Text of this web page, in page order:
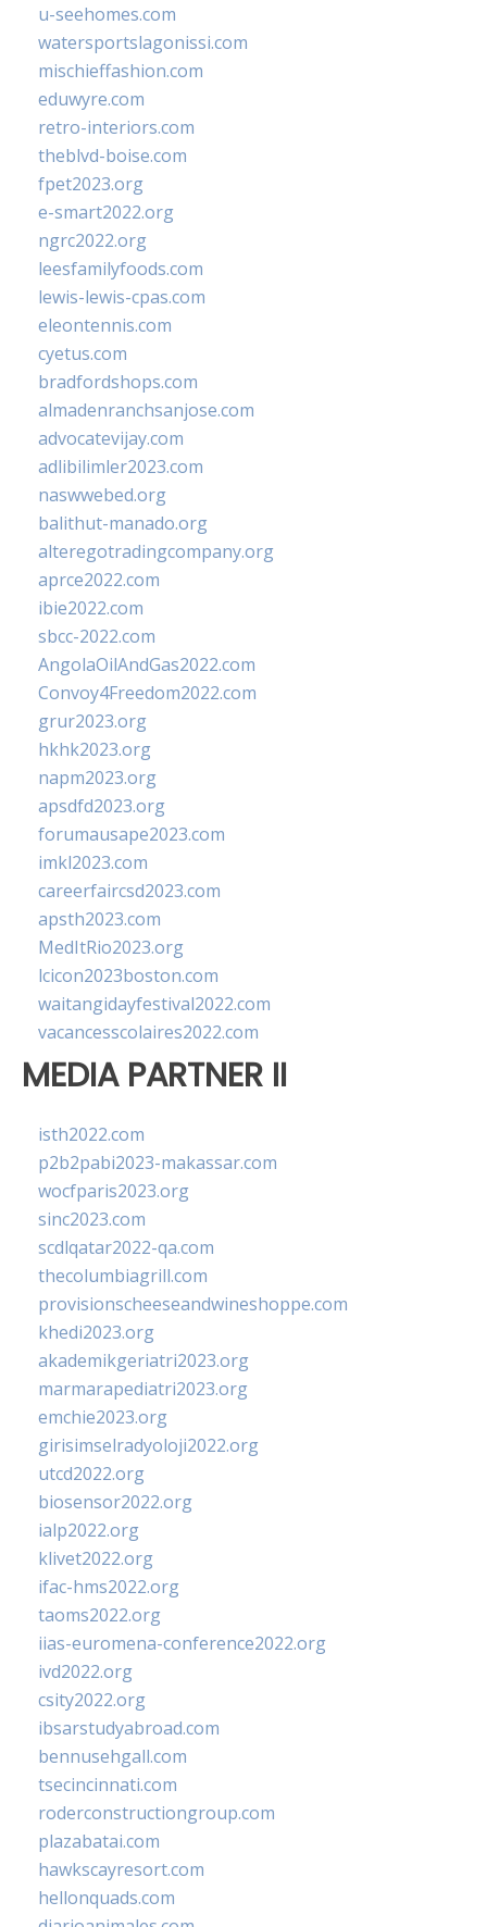
u-seehomes.com
watersportslagonissi.com
mischieffashion.com
eduwyre.com
retro-interiors.com
theblvd-boise.com
fpet2023.org
e-smart2022.org
ngrc2022.org
leesfamilyfoods.com
lewis-lewis-cpas.com
eleontennis.com
cyetus.com
bradfordshops.com
almadenranchsanjose.com
advocatevijay.com
adlibilimler2023.com
naswwebed.org
balithut-manado.org
alteregotradingcompany.org
aprce2022.com
ibie2022.com
sbcc-2022.com
AngolaOilAndGas2022.com
Convoy4Freedom2022.com
grur2023.org
hkhk2023.org
napm2023.org
apsdfd2023.org
forumausape2023.com
imkl2023.com
careerfaircsd2023.com
apsth2023.com
MedItRio2023.org
lcicon2023boston.com
waitangidayfestival2022.com
vacancesscolaires2022.com
MEDIA PARTNER II
isth2022.com
p2b2pabi2023-makassar.com
wocfparis2023.org
sinc2023.com
scdlqatar2022-qa.com
thecolumbiagrill.com
provisionscheeseandwineshoppe.com
khedi2023.org
akademikgeriatri2023.org
marmarapediatri2023.org
emchie2023.org
girisimselradyoloji2022.org
utcd2022.org
biosensor2022.org
ialp2022.org
klivet2022.org
ifac-hms2022.org
taoms2022.org
iias-euromena-conference2022.org
ivd2022.org
csity2022.org
ibsarstudyabroad.com
bennusehgall.com
tsecincinnati.com
roderconstructiongroup.com
plazabatai.com
hawkscayresort.com
hellonquads.com